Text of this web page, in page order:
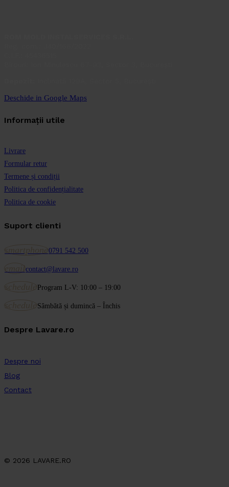
Deschide in Google Maps
Informații utile
Livrare
Formular retur
Termene și condiții
Politica de confidențialitate
Politica de cookie
Suport clienti
0791 542 500
contact@lavare.ro
Program L-V: 10:00 – 19:00
Sâmbătă și dumincă – Închis
Despre Lavare.ro
Despre noi
Blog
Contact
© 2026 LAVARE.RO